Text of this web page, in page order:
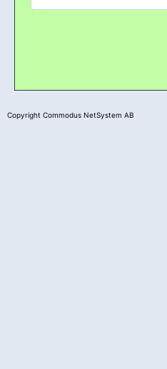
Copyright Commodus NetSystem AB